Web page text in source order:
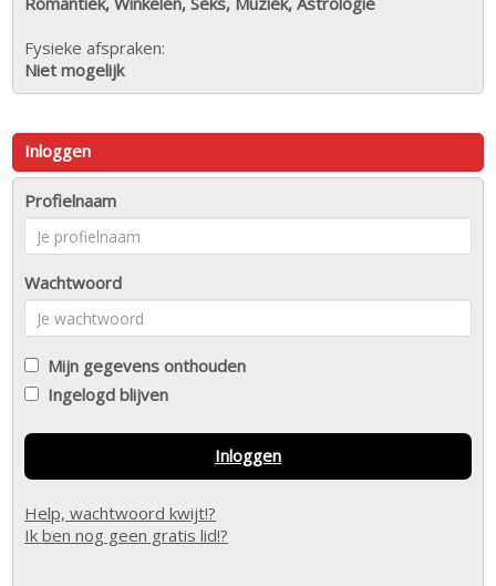
Fysieke afspraken:
Niet mogelijk
Inloggen
Profielnaam
Wachtwoord
Mijn gegevens onthouden
Ingelogd blijven
Inloggen
Help, wachtwoord kwijt!?
Ik ben nog geen gratis lid!?